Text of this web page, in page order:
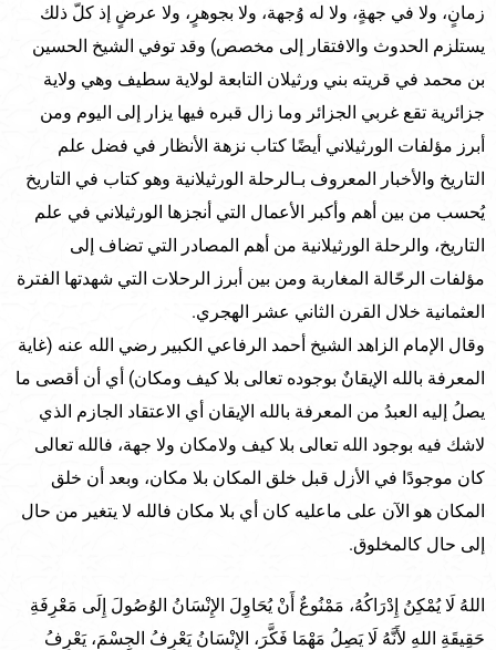
زمانٍ، ولا في جهةٍ، ولا له وُجهة، ولا بجوهرٍ، ولا عرضٍ إذ كلّ ذلك
يستلزم الحدوث والافتقار إلى مخصص) وقد توفي الشيخ الحسين
بن محمد في قريته بني ورثيلان التابعة لولاية سطيف وهي ولاية
جزائرية تقع غربي الجزائر وما زال قبره فيها يزار إلى اليوم ومن
أبرز مؤلفات الورثيلاني أيضًا كتاب نزهة الأنظار في فضل علم
التاريخ والأخبار المعروف بـالرحلة الورثيلانية وهو كتاب في التاريخ
يُحسب من بين أهم وأكبر الأعمال التي أنجزها الورثيلاني في علم
التاريخ، والرحلة الورثيلانية من أهم المصادر التي تضاف إلى
مؤلفات الرحّالة المغاربة ومن بين أبرز الرحلات التي شهدتها الفترة
العثمانية خلال القرن الثاني عشر الهجري.
وقال الإمام الزاهد الشيخ أحمد الرفاعي الكبير رضي الله عنه (غاية
المعرفة بالله الإيقانٌ بوجوده تعالى بلا كيف ومكان) أي أن أقصى ما
يصلُ إليه العبدُ من المعرفة بالله الإيقان أي الاعتقاد الجازم الذي
لاشك فيه بوجود الله تعالى بلا كيف ولامكان ولا جهة، فالله تعالى
كان موجودًا في الأزل قبل خلق المكان بلا مكان، وبعد أن خلق
المكان هو الآن على ماعليه كان أي بلا مكان فالله لا يتغير من حال
إلى حال كالمخلوق.
اللهُ لَا يُمْكِنُ إِدْرَاكُهُ، مَمْنُوعٌ أَنْ يُحَاوِلَ الإِنْسَانُ الوُصُولَ إِلَى مَعْرِفَةِ
حَقِيقَةِ اللهِ لأَنَّهُ لَا يَصِلُ مَهْمَا فَكَّرَ، الإِنْسَانُ يَعْرِفُ الجِسْمَ، يَعْرِفُ